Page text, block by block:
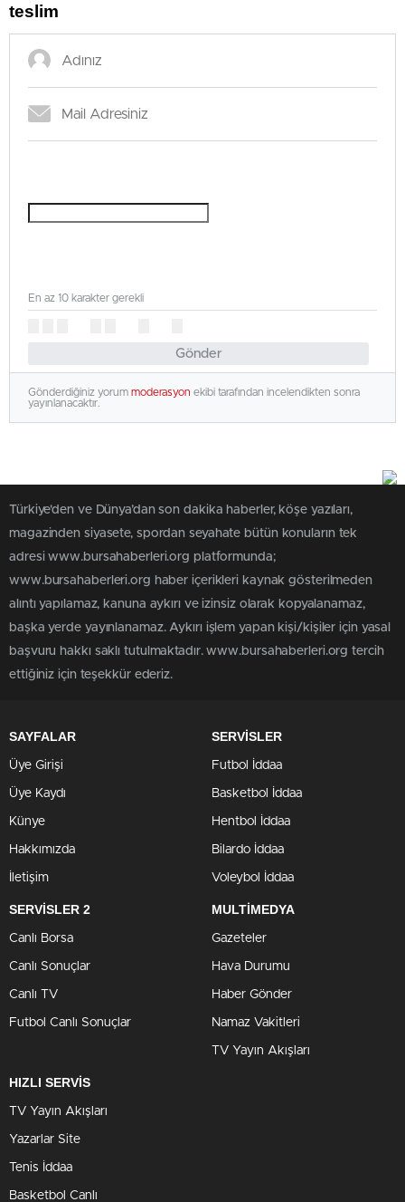
teslim
Gönder
En az 10 karakter gerekli
Gönderdiğiniz yorum moderasyon ekibi tarafından incelendikten sonra
yayınlanacaktır.
Türkiye'den ve Dünya’dan son dakika haberler, köşe yazıları,
magazinden siyasete, spordan seyahate bütün konuların tek
adresi www.bursahaberleri.org platformunda;
www.bursahaberleri.org haber içerikleri kaynak gösterilmeden
alıntı yapılamaz, kanuna aykırı ve izinsiz olarak kopyalanamaz,
başka yerde yayınlanamaz. Aykırı işlem yapan kişi/kişiler için yasal
başvuru hakkı saklı tutulmaktadır. www.bursahaberleri.org tercih
ettiğiniz için teşekkür ederiz.
SAYFALAR
Üye Girişi
Üye Kaydı
Künye
Hakkımızda
İletişim
SERVİSLER
Futbol İddaa
Basketbol İddaa
Hentbol İddaa
Bilardo İddaa
Voleybol İddaa
SERVİSLER 2
Canlı Borsa
Canlı Sonuçlar
Canlı TV
Futbol Canlı Sonuçlar
MULTİMEDYA
Gazeteler
Hava Durumu
Haber Gönder
Namaz Vakitleri
TV Yayın Akışları
HIZLI SERVİS
TV Yayın Akışları
Yazarlar Site
Tenis İddaa
Basketbol Canlı